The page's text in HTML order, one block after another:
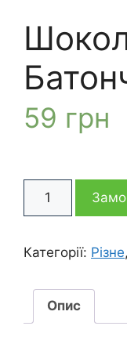
59 грн
Батончик
кількість
Категорії: Різне,
Опис